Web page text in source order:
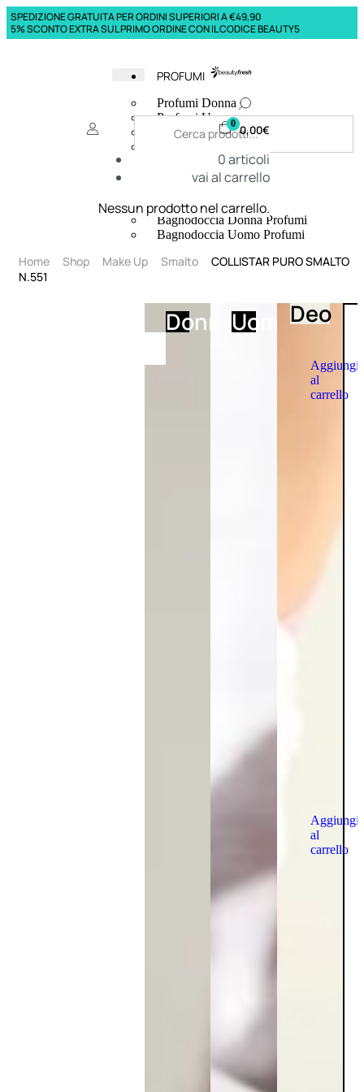
SPEDIZIONE GRATUITA PER ORDINI SUPERIORI A €49,90
5% SCONTO EXTRA SUL PRIMO ORDINE CON IL CODICE BEAUTY5
PROFUMI
Profumi Donna
Profumi Uomo
Deodoranti Donna
Corpo Donna
Corpo Uomo
Creme Mani
Bagnodoccia Donna Profumi
Bagnodoccia Uomo Profumi
DonnaUomoDeo
Aggiungi
al
carrello
Aggiungi
al
carrello
0 0,00€
0articoli
vai al carrello
Nessun prodotto nel carrello.
Home Shop Make Up Smalto
COLLISTAR PURO SMALTO
N.551